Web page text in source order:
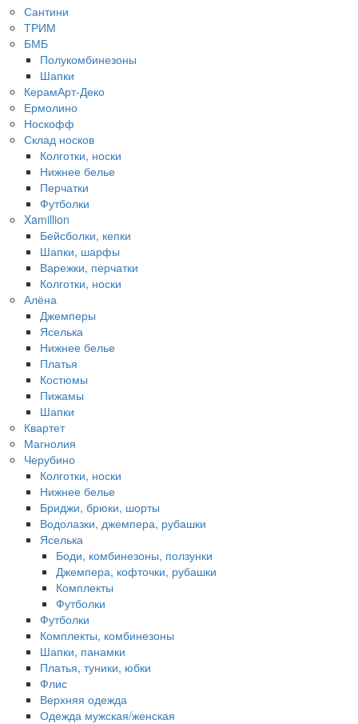
Сантини
ТРИМ
БМБ
Полукомбинезоны
Шапки
КерамАрт-Деко
Ермолино
Носкофф
Склад носков
Колготки, носки
Нижнее белье
Перчатки
Футболки
Xamillion
Бейсболки, кепки
Шапки, шарфы
Варежки, перчатки
Колготки, носки
Алёна
Джемперы
Яселька
Нижнее белье
Платья
Костюмы
Пижамы
Шапки
Квартет
Магнолия
Черубино
Колготки, носки
Нижнее белье
Бриджи, брюки, шорты
Водолазки, джемпера, рубашки
Яселька
Боди, комбинезоны, ползунки
Джемпера, кофточки, рубашки
Комплекты
Футболки
Футболки
Комплекты, комбинезоны
Шапки, панамки
Платья, туники, юбки
Флис
Верхняя одежда
Одежда мужская/женская